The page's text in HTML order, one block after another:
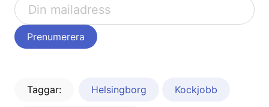
Taggar: Helsingborg Kockjobb